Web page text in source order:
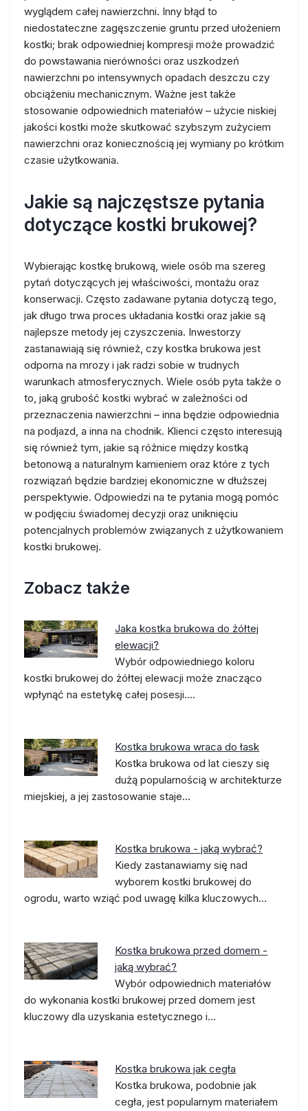
wyglądem całej nawierzchni. Inny błąd to
niedostateczne zagęszczenie gruntu przed ułożeniem
kostki; brak odpowiedniej kompresji może prowadzić
do powstawania nierówności oraz uszkodzeń
nawierzchni po intensywnych opadach deszczu czy
obciążeniu mechanicznym. Ważne jest także
stosowanie odpowiednich materiałów – użycie niskiej
jakości kostki może skutkować szybszym zużyciem
nawierzchni oraz koniecznością jej wymiany po krótkim
czasie użytkowania.
Jakie są najczęstsze pytania
dotyczące kostki brukowej?
Wybierając kostkę brukową, wiele osób ma szereg
pytań dotyczących jej właściwości, montażu oraz
konserwacji. Często zadawane pytania dotyczą tego,
jak długo trwa proces układania kostki oraz jakie są
najlepsze metody jej czyszczenia. Inwestorzy
zastanawiają się również, czy kostka brukowa jest
odporna na mrozy i jak radzi sobie w trudnych
warunkach atmosferycznych. Wiele osób pyta także o
to, jaką grubość kostki wybrać w zależności od
przeznaczenia nawierzchni – inna będzie odpowiednia
na podjazd, a inna na chodnik. Klienci często interesują
się również tym, jakie są różnice między kostką
betonową a naturalnym kamieniem oraz które z tych
rozwiązań będzie bardziej ekonomiczne w dłuższej
perspektywie. Odpowiedzi na te pytania mogą pomóc
w podjęciu świadomej decyzji oraz uniknięciu
potencjalnych problemów związanych z użytkowaniem
kostki brukowej.
Zobacz także
Jaka kostka brukowa do żółtej
elewacji?
Wybór odpowiedniego koloru
kostki brukowej do żółtej elewacji może znacząco
wpłynąć na estetykę całej posesji.…
Kostka brukowa wraca do łask
Kostka brukowa od lat cieszy się
dużą popularnością w architekturze
miejskiej, a jej zastosowanie staje…
Kostka brukowa - jaką wybrać?
Kiedy zastanawiamy się nad
wyborem kostki brukowej do
ogrodu, warto wziąć pod uwagę kilka kluczowych…
Kostka brukowa przed domem -
jaką wybrać?
Wybór odpowiednich materiałów
do wykonania kostki brukowej przed domem jest
kluczowy dla uzyskania estetycznego i…
Kostka brukowa jak cegła
Kostka brukowa, podobnie jak
cegła, jest popularnym materiałem